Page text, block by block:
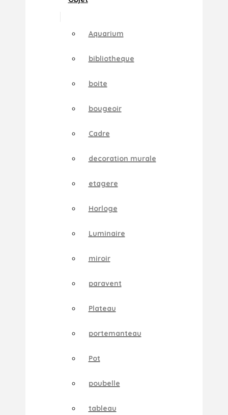
Aquarium
bibliotheque
boite
bougeoir
Cadre
decoration murale
etagere
Horloge
Luminaire
miroir
paravent
Plateau
portemanteau
Pot
poubelle
tableau